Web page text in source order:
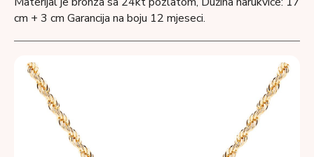
cm + 3 cm Garancija na boju 12 mjeseci.